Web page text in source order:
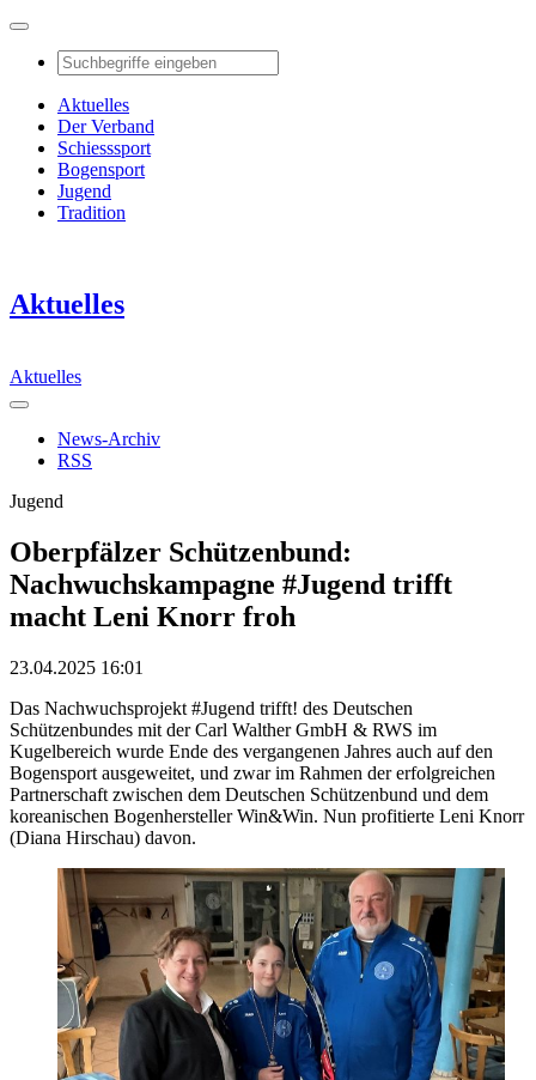
Aktuelles
Der Verband
Schiesssport
Bogensport
Jugend
Tradition
Aktuelles
Aktuelles
News-Archiv
RSS
Jugend
Oberpfälzer Schützenbund:
Nachwuchskampagne #Jugend trifft
macht Leni Knorr froh
23.04.2025 16:01
Das Nachwuchsprojekt #Jugend trifft! des Deutschen
Schützenbundes mit der Carl Walther GmbH & RWS im
Kugelbereich wurde Ende des vergangenen Jahres auch auf den
Bogensport ausgeweitet, und zwar im Rahmen der erfolgreichen
Partnerschaft zwischen dem Deutschen Schützenbund und dem
koreanischen Bogenhersteller Win&Win. Nun profitierte Leni Knorr
(Diana Hirschau) davon.